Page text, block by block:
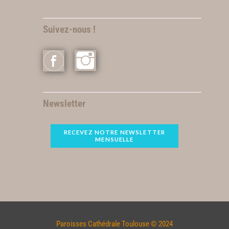
Suivez-nous !
Newsletter
RECEVEZ NOTRE NEWSLETTER
MENSUELLE
Paroisses Cathédrale Toulouse © 2024